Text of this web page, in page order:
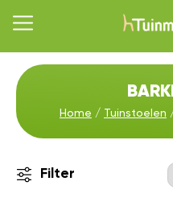
Home / Tuinstoelen
Filter